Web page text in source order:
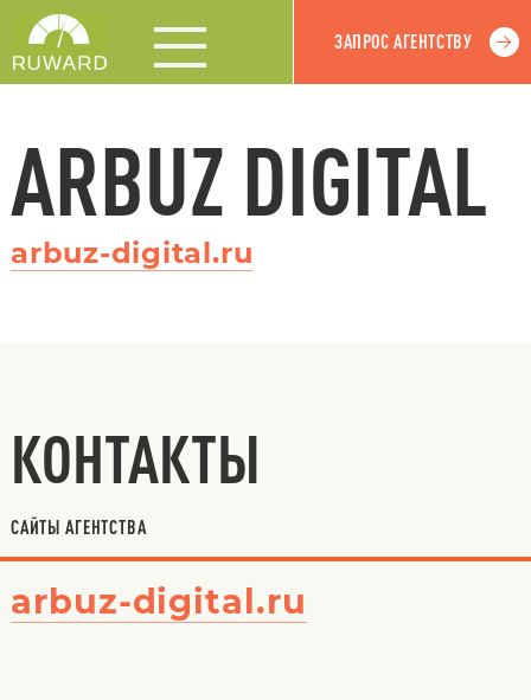
ЗАПРОС АГЕНТСТВУ
ARBUZ DIGITAL
arbuz-digital.ru
КОНТАКТЫ
САЙТЫ АГЕНТСТВА
arbuz-digital.ru